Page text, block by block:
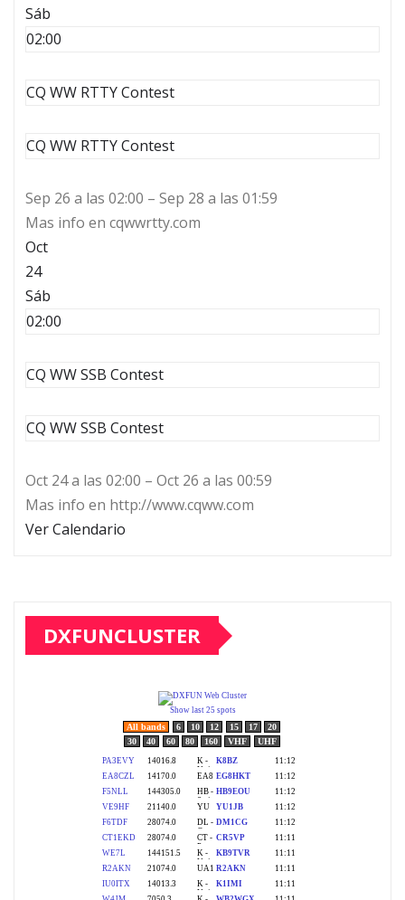
Sáb
02:00
CQ WW RTTY Contest
CQ WW RTTY Contest
Sep 26 a las 02:00 – Sep 28 a las 01:59
Mas info en cqwwrtty.com
Oct
24
Sáb
02:00
CQ WW SSB Contest
CQ WW SSB Contest
Oct 24 a las 02:00 – Oct 26 a las 00:59
Mas info en http://www.cqww.com
Ver Calendario
DXFUNCLUSTER